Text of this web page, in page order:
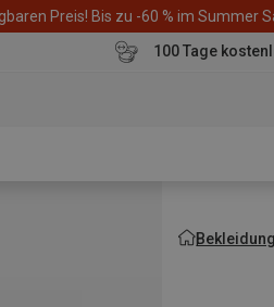
Preis! Bis zu -60 % im Summer
100 Tage